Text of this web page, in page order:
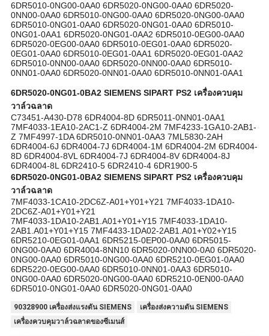
6DR5010-0NG00-0AA0 6DR5020-0NG00-0AA0 6DR5020-
0NN00-0AA0 6DR5010-0NG00-0AA0 6DR5020-0NG00-0AA0
6DR5010-0NG01-0AA0 6DR5020-0NG01-0AA0 6DR5010-
0NG01-0AA1 6DR5020-0NG01-0AA2 6DR5010-0EG00-0AA0
6DR5020-0EG00-0AA0 6DR5010-0EG01-0AA0 6DR5020-
0EG01-0AA0 6DR5010-0EG01-0AA1 6DR5020-0EG01-0AA2
6DR5010-0NN00-0AA0 6DR5020-0NN00-0AA0 6DR5010-
0NN01-0AA0 6DR5020-0NN01-0AA0 6DR5010-0NN01-0AA1
6DR5020-0NG01-0BA2 SIEMENS SIPART PS2 เครื่องควบคุม
วาล์วฉลาด
C73451-A430-D78 6DR4004-8D 6DR5011-0NN01-0AA1
7MF4033-1EA10-2AC1-Z 6DR4004-2M 7MF4233-1GA10-2AB1-
Z 7MF4997-1DA 6DR5010-0NN01-0AA3 7ML5830-2AH
6DR4004-6J 6DR4004-7J 6DR4004-1M 6DR4004-2M 6DR4004-
8D 6DR4004-8VL 6DR4004-7J 6DR4004-8V 6DR4004-8J
6DR4004-8L 6DR2410-5 6DR2410-4 6DR1900-5
6DR5020-0NG01-0BA2 SIEMENS SIPART PS2 เครื่องควบคุม
วาล์วฉลาด
7MF4033-1CA10-2DC6Z-A01+Y01+Y21 7MF4033-1DA10-
2DC6Z-A01+Y01+Y21
7MF4033-1DA10-2AB1.A01+Y01+Y15 7MF4033-1DA10-
2AB1.A01+Y01+Y15 7MF4433-1DA02-2AB1.A01+Y02+Y15
6DR5210-0EG01-0AA1 6DR5215-0EP00-0AA0 6DR5015-
0NG00-0AA0 6DR4004-8NN10 6DR5020-0NN00-0A0 6DR5020-
0NG00-0AA0 6DR5010-0NG00-0AA0 6DR5210-0EG01-0AA0
6DR5220-0EG00-0AA0 6DR5010-0NN01-0AA3 6DR5010-
0NG00-0AA0 6DR5020-0NG00-0AA0 6DR5210-0EN00-0AA0
6DR5010-0NG01-0AA0 6DR5020-0NG01-0AA0
90328900 เครื่องส่งแรงดัน SIEMENS
เครื่องส่งความดัน SIEMENS
เครื่องควบคุมวาล์วฉลาดของซีเมนส์